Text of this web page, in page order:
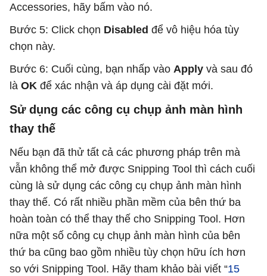
Accessories, hãy bấm vào nó.
Bước 5: Click chọn Disabled để vô hiệu hóa tùy
chọn này.
Bước 6: Cuối cùng, bạn nhấp vào Apply và sau đó
là OK để xác nhận và áp dụng cài đặt mới.
Sử dụng các công cụ chụp ảnh màn hình
thay thế
Nếu bạn đã thử tất cả các phương pháp trên mà
vẫn không thể mở được Snipping Tool thì cách cuối
cùng là sử dụng các công cụ chụp ảnh màn hình
thay thế. Có rất nhiều phần mềm của bên thứ ba
hoàn toàn có thể thay thế cho Snipping Tool. Hơn
nữa một số công cụ chụp ảnh màn hình của bên
thứ ba cũng bao gồm nhiều tùy chọn hữu ích hơn
so với Snipping Tool. Hãy tham khảo bài viết “15